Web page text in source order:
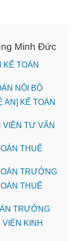
Minh Đức
KẾ TOÁN
NỘI BỘ
AN] KẾ TOÁN
VIÊN TƯ VẤN
THUẾ
TRƯỞNG
THUẾ
TRƯỞNG
KINH